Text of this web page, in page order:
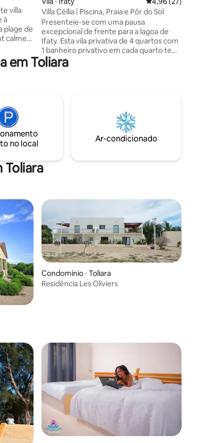
villa
à
plage de
calme
suite
d’un
Villa Céllia | Piscina, Praia e Pôr do Sol
Presenteie-se com uma pausa
excepcional de frente para a lagoa de
Ifaty. Esta vila privativa de 4 quartos com
1 banheiro privativo em cada quarto tem
uma magnífica suíte master com terraço
panorâmico com vista para o mar.
cozinheiros e traslados. O lugar ideal para
férias inesquecíveis com a família ou
em Toliara
no local
Ar-condicionado
Condomínio ⋅ Toliara
Residência Les Oliviers